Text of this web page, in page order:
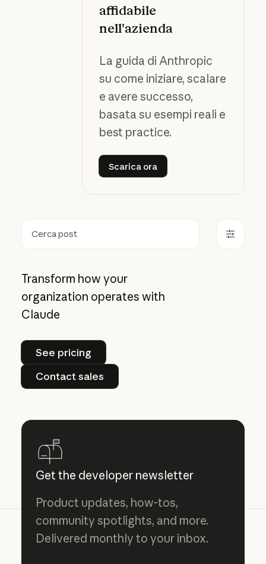
affidabile
nell'azienda
La guida di Anthropic
su come iniziare, scalare
e avere successo,
basata su esempi reali e
best practice.
Scarica ora
Scarica ora
Ricerca
Transform how your
organization operates with
Claude
See pricing
See pricing
Contact sales
Contact sales
Get the developer newsletter
Product updates, how-tos,
community spotlights, and more.
Delivered monthly to your inbox.